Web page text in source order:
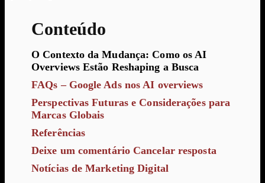
Conteúdo
O Contexto da Mudança: Como os AI
Overviews Estão Reshaping a Busca
FAQs – Google Ads nos AI overviews
Perspectivas Futuras e Considerações para
Marcas Globais
Referências
Deixe um comentário Cancelar resposta
Notícias de Marketing Digital